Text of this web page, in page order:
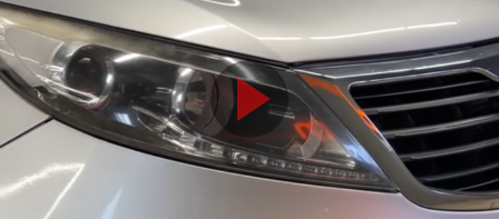
M-
Line
4542
для
Kia
Sportage